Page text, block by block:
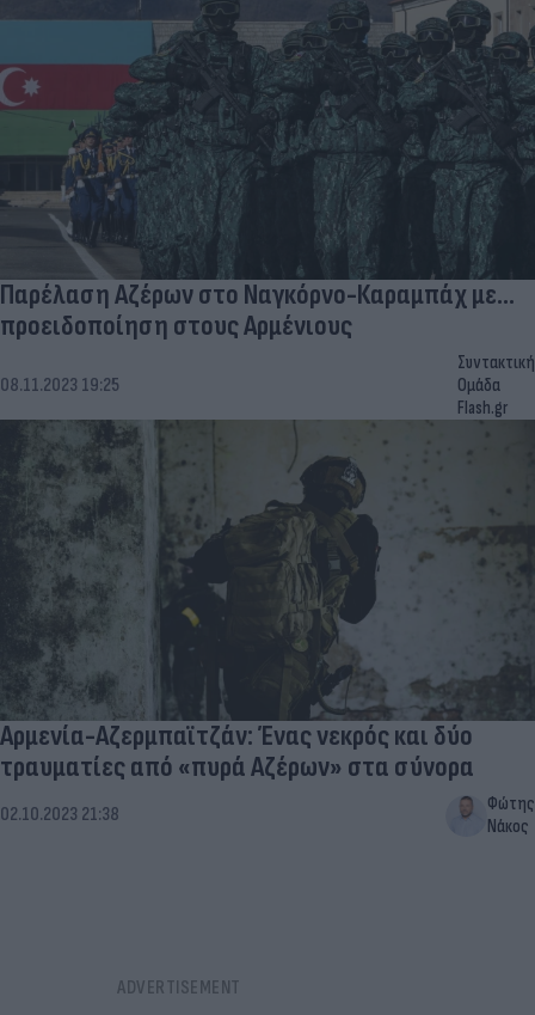
Παρέλαση Αζέρων στο Ναγκόρνο-Καραμπάχ με...
προειδοποίηση στους Αρμένιους
08.11.2023 19:25
Συντακτική
Ομάδα
Flash.gr
Αρμενία-Αζερμπαϊτζάν: Ένας νεκρός και δύο
τραυματίες από «πυρά Αζέρων» στα σύνορα
02.10.2023 21:38
Φώτης
Νάκος